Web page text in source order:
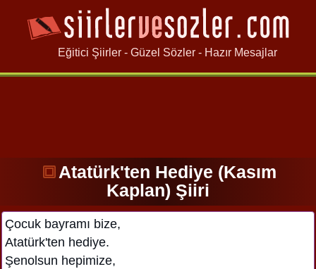
Eğitici Şiirler - Güzel Sözler - Hazır Mesajlar
Atatürk'ten Hediye (Kasım
Kaplan) Şiiri
Çocuk bayramı bize,
Atatürk'ten hediye.
Şenolsun hepimize,